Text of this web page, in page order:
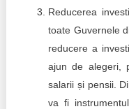
Reducerea
toate Guvernele
reducere a
ajun de alegeri,
salarii și pensii.
va fi